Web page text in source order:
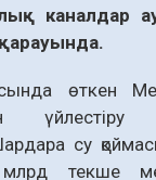
каналдар
қарауында.
өткен
үйлестіру
су
текше